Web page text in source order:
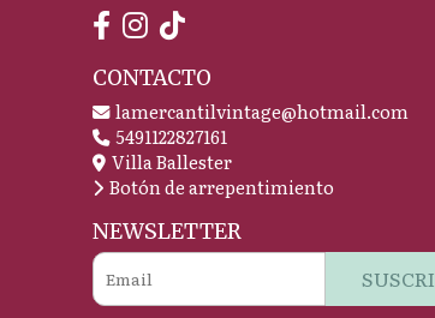
CONTACTO
lamercantilvintage@hotmail.com
5491122827161
Villa Ballester
Botón de arrepentimiento
NEWSLETTER